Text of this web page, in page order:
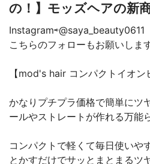
の！】モッズヘアの新
Instagram⇨@saya_beauty0611
こちらのフォローもお願いしま
【mod's hair コンパクトイオン
かなりプチプラ価格で簡単にツ
ールやストレートが作れる万能
コンパクトで軽くて毎日使いや
とかすだけでサッとまとまるツ